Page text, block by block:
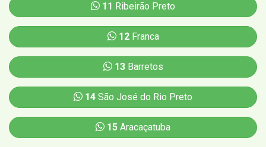
11 Ribeirão Preto
12Franca
13Barretos
14 São José do Rio Preto
15 Aracaçatuba